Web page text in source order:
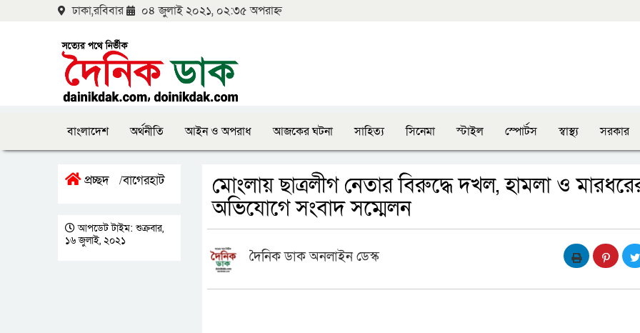
ঢাকা,রবিবার ০৪ জুলাই ২০২১, ০২:৩৫ অপরাহ্ন
বাংলাদেশ অর্থনীতি আইন ও অপরাধ আজকের ঘটনা সাহিত্য সিনেমা স্টাইল স্পোর্টস স্বাস্থ্য সরকার
প্রচ্ছদ /বাগেরহাট
আপডেট টাইম: শুক্রবার,
১৬ জুলাই, ২০২১
মোংলায় ছাত্রলীগ নেতার বিরুদ্ধে দখল, হামলা ও
অভিযোগে সংবাদ সম্মেলন
দৈনিক ডাক অনলাইন ডেস্ক